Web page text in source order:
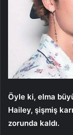
Öyle ki, elma
Hailey, şişmiş
zorunda kaldı.